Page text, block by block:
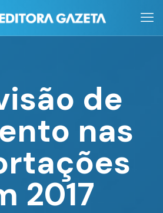
de
nas
2017